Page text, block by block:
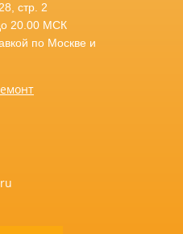
стр. 2
20.00 МСК
по Москве и